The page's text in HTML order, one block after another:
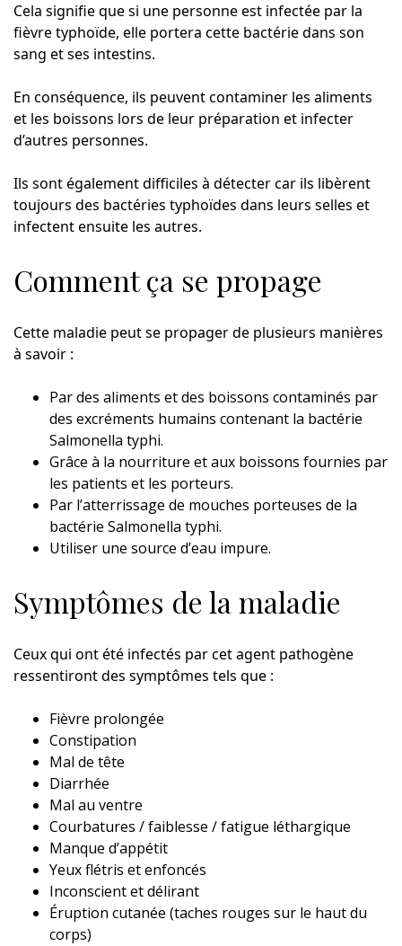
Cela signifie que si une personne est infectée par la
fièvre typhoïde, elle portera cette bactérie dans son
sang et ses intestins.
En conséquence, ils peuvent contaminer les aliments
et les boissons lors de leur préparation et infecter
d’autres personnes.
Ils sont également difficiles à détecter car ils libèrent
toujours des bactéries typhoïdes dans leurs selles et
infectent ensuite les autres.
Comment ça se propage
Cette maladie peut se propager de plusieurs manières
à savoir :
Par des aliments et des boissons contaminés par
des excréments humains contenant la bactérie
Salmonella typhi.
Grâce à la nourriture et aux boissons fournies par
les patients et les porteurs.
Par l’atterrissage de mouches porteuses de la
bactérie Salmonella typhi.
Utiliser une source d’eau impure.
Symptômes de la maladie
Ceux qui ont été infectés par cet agent pathogène
ressentiront des symptômes tels que :
Fièvre prolongée
Constipation
Mal de tête
Diarrhée
Mal au ventre
Courbatures / faiblesse / fatigue léthargique
Manque d’appétit
Yeux flétris et enfoncés
Inconscient et délirant
Éruption cutanée (taches rouges sur le haut du
corps)